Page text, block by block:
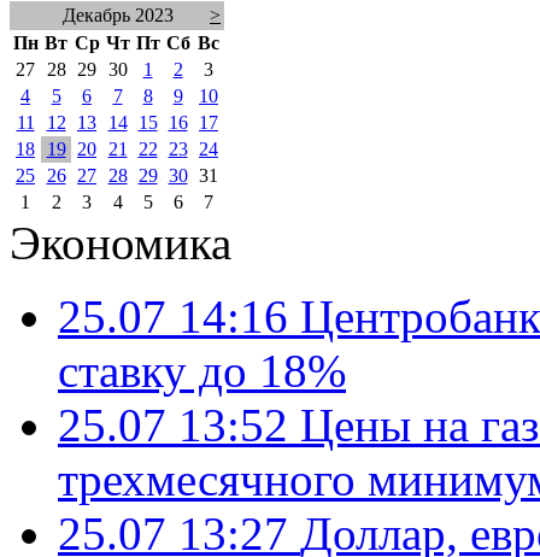
Декабрь 2023
>
Пн Вт Ср Чт Пт Сб Вс
27
28 29 30 1 2
3
4
5 6 7 8 9
10
11
12 13 14 15 16
17
18
19 20 21 22 23
24
25
26 27 28 29 30 31
1
2 3 4 5 6 7
Экономика
25.07 14:16
ставку до 18%
25.07 13:52 Цены на
трехмесячного
25.07 13:27 Доллар,